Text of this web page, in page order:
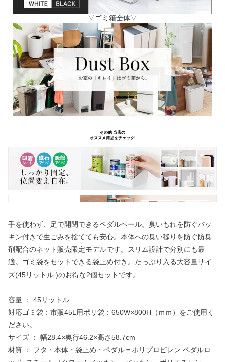
▽ゴミ箱全体▽
手を使わず、足で開閉できるペダルペール。臭いもれを防ぐパッ
キン付きで生ごみを捨てても安心。本体への臭い移りを防ぐ防臭
剤配合のネット販売限定モデルです。スリム設計で分別にも最
適。ゴミ袋をセットできる袋止め付き。たっぷり入る大容量サイ
ズ(45リットル )のお得な2個セットです。
容量 ： 45リットル
対応ゴミ袋：市販45L用ポリ袋：650W×800H（ｍｍ）をご使用く
ださい。
サイズ ： 幅28.4×奥行46.2×高さ58.7cm
材質 ： フタ・本体・袋止め・ペダル＝ポリプロピレン ペダルロ